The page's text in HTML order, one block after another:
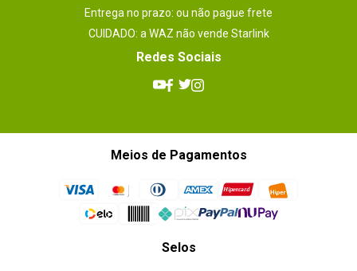
Entrega no prazo: ou não pague frete
CUIDADO: a WAZ não vende Starlink
Redes Sociais
Meios de Pagamentos
Selos